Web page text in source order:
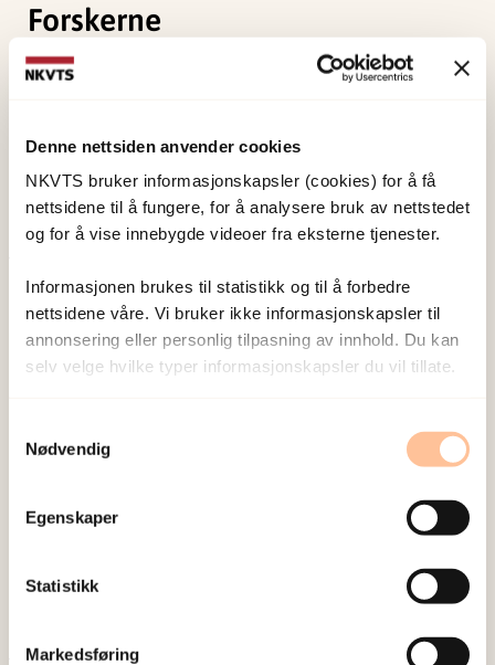
Denne nettsiden anvender cookies
NKVTS bruker informasjonskapsler (cookies) for å få
nettsidene til å fungere, for å analysere bruk av nettstedet
og for å vise innebygde videoer fra eksterne tjenester.
Informasjonen brukes til statistikk og til å forbedre
nettsidene våre. Vi bruker ikke informasjonskapsler til
annonsering eller personlig tilpasning av innhold. Du kan
selv velge hvilke typer informasjonskapsler du vil tillate.
Nødvendig
Egenskaper
Statistikk
Markedsføring
Forskerne
Vis profil
Publisert:19. mars 2026
Sist redigert:6. august 2026
om vold og traumatisk stress. Formålet er å bidra
sosiale konsekvensene som vold og traumatisk